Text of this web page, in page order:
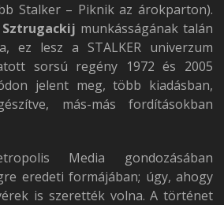
Stalker – Piknik az árokparton).
munkásságának talán
ez lesz a STALKER univerzum
sorsú regény 1972 és 2005
jelent meg, több kiadásban,
más-más fordításokban
Media gondozásában
eredeti formájában; úgy, ahogy
is szerették volna. A történet